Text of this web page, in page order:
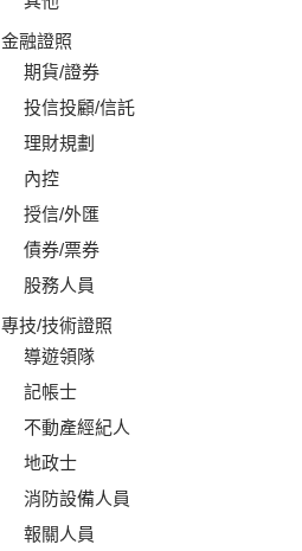
金融證照
期貨/證券
投信投顧/信託
理財規劃
內控
授信/外匯
債券/票券
股務人員
專技/技術證照
導遊領隊
記帳士
不動產經紀人
地政士
消防設備人員
報關人員